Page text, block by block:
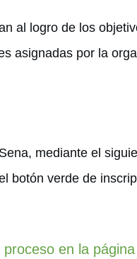
al logro de los
asignadas por la
mediante el
botón verde de
en la